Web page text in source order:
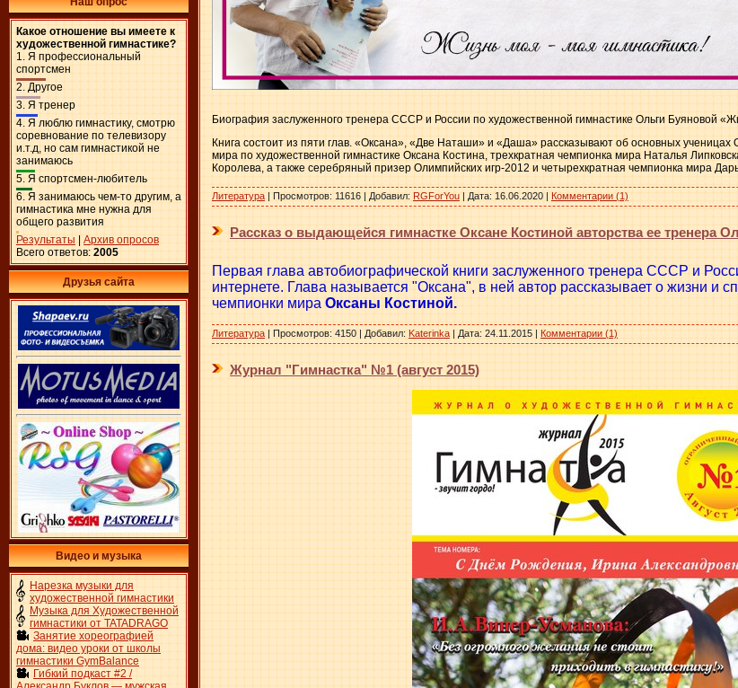
Какое отношение вы имеете к
художественной гимнастике?
1. Я профессиональный
спортсмен
2. Другое
3. Я тренер
4. Я люблю гимнастику, смотрю
соревнование по телевизору
и.т.д, но сам гимнастикой не
занимаюсь
5. Я спортсмен-любитель
6. Я занимаюсь чем-то другим, а
гимнастика мне нужна для
общего развития
Результаты
Архив опросов
Всего ответов: 2005
Друзья сайта
Видео и музыка
Нарезка музыки для
художественной гимнастики
Музыка для Художественной
гимнастики от TATADRAGO
Занятие хореографией
дома: видео уроки от школы
гимнастики GymBalance
Гибкий подкаст #2 /
Биография заслуженного тренера СССР и России по художественной гимнастике Ольги Буяновой
Книга состоит из пяти глав. «Оксана», «Две Наташи» и «Даша» рассказывают об основных
мира по художественной гимнастике Оксана Костина, трехкратная чемпионка мира Наталья
Королева, а также серебряный призер Олимпийских игр-2012 и четырехкратная чемпионка мира
Литература | Просмотров: 11616 | Добавил: RGForYou | Дата: 16.06.2020 | Комментарии (1)
Рассказ о выдающейся гимнастке Оксане Костиной авторства ее тренера
Первая глава автобиографической книги заслуженного тренера СССР и
интернете. Глава называется "Оксана", в ней автор рассказывает о жизни и
чемпионки мира Оксаны Костиной.
Литература | Просмотров: 4150 | Добавил: Katerinka | Дата: 24.11.2015 | Комментарии (1)
Журнал "Гимнастка" №1 (август 2015)